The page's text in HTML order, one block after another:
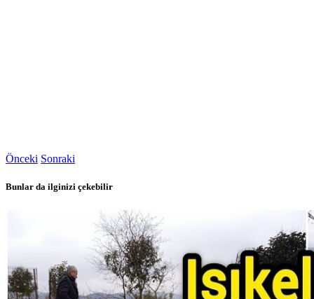
Önceki Sonraki
Bunlar da ilginizi çekebilir